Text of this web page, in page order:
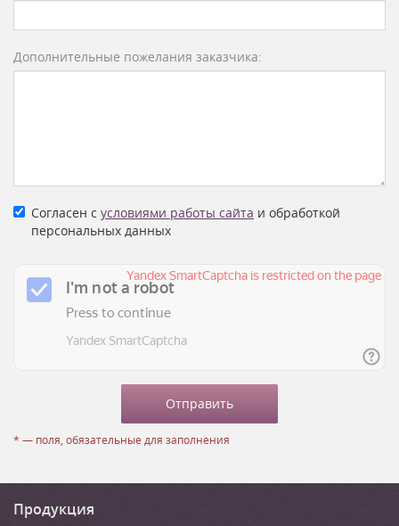
Дополнительные пожелания заказчика:
Согласен с условиями работы сайта и обработкой
персональных данных
* — поля, обязательные для заполнения
Продукция